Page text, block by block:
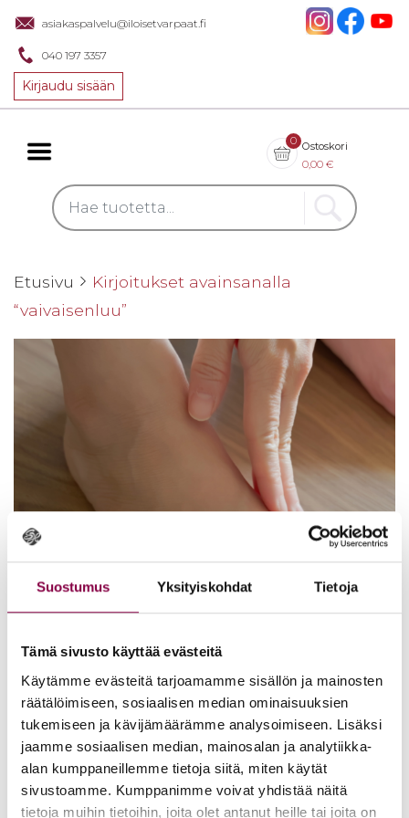
Suostumus Yksityiskohdat Tietoja
Tämä sivusto käyttää evästeitä
Käytämme evästeitä tarjoamamme sisällön ja mainosten
räätälöimiseen, sosiaalisen median ominaisuuksien
tukemiseen ja kävijämäärämme analysoimiseen. Lisäksi
jaamme sosiaalisen median, mainosalan ja analytiikka-
alan kumppaneillemme tietoja siitä, miten käytät
sivustoamme. Kumppanimme voivat yhdistää näitä
tietoja muihin tietoihin, joita olet antanut heille tai joita on
asiakaspalvelu@iloisetvarpaat.fi
040 197 3357
Kirjaudu sisään
0 Ostoskori
0,00 €
Etusivu
Kirjoitukset avainsanalla
“vaivaisenluu”
Vai­vai­sen­luun hoi­to ko­to­na
12.03.2025